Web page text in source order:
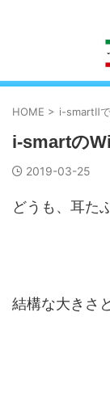
HOME > i-smartⅡ
i-smartの
2019-03-25
どうも、耳た
結構な大きさ